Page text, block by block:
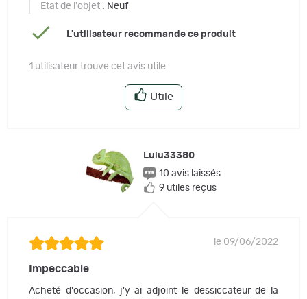
Etat de l'objet : Neuf
L'utilisateur recommande ce produit
1 utilisateur trouve cet avis utile
Utile
Lulu33380
10 avis laissés
9 utiles reçus
le 09/06/2022
Impeccable
Acheté d'occasion, j'y ai adjoint le dessiccateur de la